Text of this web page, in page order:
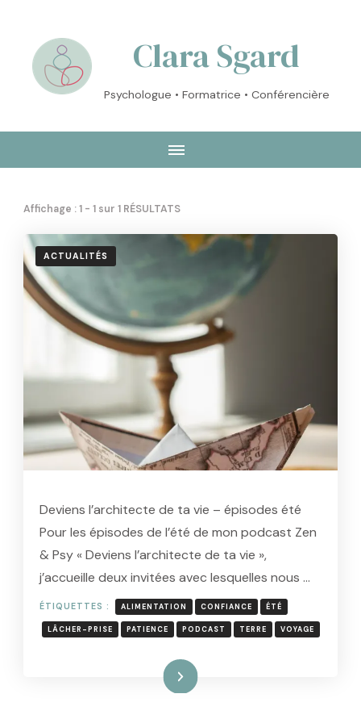
Clara Sgard
Psychologue • Formatrice • Conférencière
Affichage : 1 - 1 sur 1 RÉSULTATS
ACTUALITÉS
Deviens l’architecte de ta vie – épisodes été
Pour les épisodes de l’été de mon podcast Zen
& Psy « Deviens l’architecte de ta vie »,
j’accueille deux invitées avec lesquelles nous …
ÉTIQUETTES : ALIMENTATION CONFIANCE ÉTÉ
LÂCHER-PRISE PATIENCE PODCAST TERRE VOYAGE
Lire la suite